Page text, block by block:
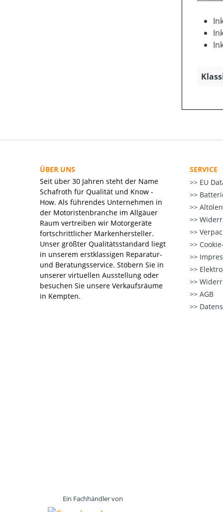
ÜBER UNS
Seit über 30 Jahren steht der Name
Schafroth für Qualität und Know -
How. Als führendes Unternehmen in
der Motoristenbranche im Allgäuer
Raum vertreiben wir Motorgeräte
fortschrittlicher Markenhersteller.
Unser größter Qualitätsstandard liegt
in unserem erstklassigen Reparatur-
und Beratungsservice. Stöbern Sie in
unserer virtuellen Ausstellung oder
besuchen Sie unsere Verkaufsräume
in Kempten.
SERVICE
EU
AGB
Ein Fachhändler von